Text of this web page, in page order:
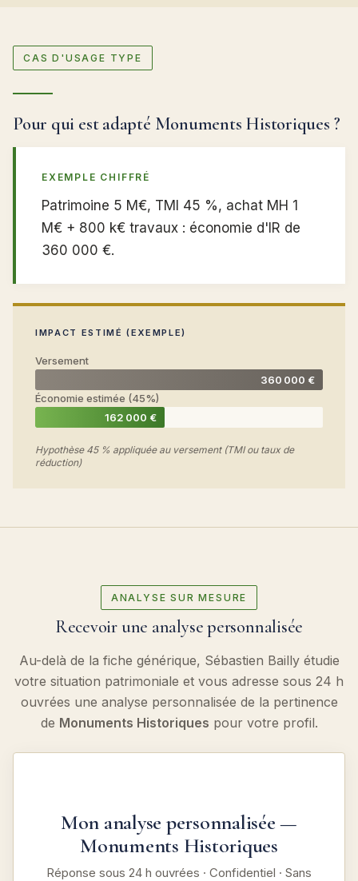
CAS D'USAGE TYPE
Pour qui est adapté Monuments Historiques ?
EXEMPLE CHIFFRÉ
Patrimoine 5 M€, TMI 45 %, achat MH 1
M€ + 800 k€ travaux : économie d'IR de
360 000 €.
IMPACT ESTIMÉ (EXEMPLE)
Versement
360 000 €
Économie estimée (45%)
162 000 €
Hypothèse 45 % appliquée au versement (TMI ou taux de
réduction)
ANALYSE SUR MESURE
Recevoir une analyse personnalisée
Au-delà de la fiche générique, Sébastien Bailly étudie
votre situation patrimoniale et vous adresse sous 24 h
ouvrées une analyse personnalisée de la pertinence
de Monuments Historiques pour votre profil.
Mon analyse personnalisée —
Monuments Historiques
Réponse sous 24 h ouvrées · Confidentiel · Sans